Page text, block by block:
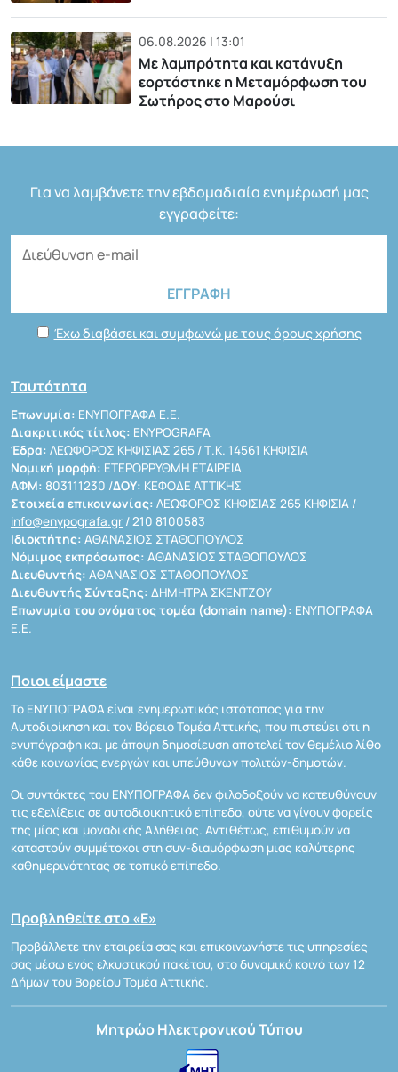
06.08.2026 | 13:01
Με λαμπρότητα και κατάνυξη
εορτάστηκε η Μεταμόρφωση του
Σωτήρος στο Μαρούσι
Για να λαμβάνετε την εβδομαδιαία ενημέρωσή μας
εγγραφείτε:
Έχω διαβάσει και συμφωνώ με τους όρους χρήσης
Ταυτότητα
Επωνυμία: ΕΝΥΠΟΓΡΑΦΑ Ε.Ε.
Διακριτικός τίτλος: ENYPOGRAFA
Έδρα: ΛΕΩΦΟΡΟΣ ΚΗΦΙΣΙΑΣ 265 / Τ.Κ. 14561 ΚΗΦΙΣΙΑ
Νομική μορφή: ΕΤΕΡΟΡΡΥΘΜΗ ΕΤΑΙΡΕΙΑ
ΑΦΜ: 803111230 /ΔΟΥ: ΚΕΦΟΔΕ ΑΤΤΙΚΗΣ
Στοιχεία επικοινωνίας: ΛΕΩΦΟΡΟΣ ΚΗΦΙΣΙΑΣ 265 ΚΗΦΙΣΙΑ /
info@enypografa.gr / 210 8100583
Ιδιοκτήτης: ΑΘΑΝΑΣΙΟΣ ΣΤΑΘΟΠΟΥΛΟΣ
Νόμιμος εκπρόσωπος: ΑΘΑΝΑΣΙΟΣ ΣΤΑΘΟΠΟΥΛΟΣ
Διευθυντής: ΑΘΑΝΑΣΙΟΣ ΣΤΑΘΟΠΟΥΛΟΣ
Διευθυντής Σύνταξης: ΔΗΜΗΤΡΑ ΣΚΕΝΤΖΟΥ
Επωνυμία του ονόματος τομέα (domain name): ΕΝΥΠΟΓΡΑΦΑ
Ε.Ε.
Ποιοι είμαστε
Το ΕΝΥΠΟΓΡΑΦΑ είναι ενημερωτικός ιστότοπος για την
Αυτοδιοίκηση και τον Βόρειο Τομέα Αττικής, που πιστεύει ότι η
ενυπόγραφη και με άποψη δημοσίευση αποτελεί τον θεμέλιο λίθο
κάθε κοινωνίας ενεργών και υπεύθυνων πολιτών-δημοτών.
Οι συντάκτες του ΕΝΥΠΟΓΡΑΦΑ δεν φιλοδοξούν να κατευθύνουν
τις εξελίξεις σε αυτοδιοικητικό επίπεδο, ούτε να γίνουν φορείς
της μίας και μοναδικής Αλήθειας. Αντιθέτως, επιθυμούν να
καταστούν συμμέτοχοι στη συν-διαμόρφωση μιας καλύτερης
καθημερινότητας σε τοπικό επίπεδο.
Προβληθείτε στο «Ε»
Προβάλλετε την εταιρεία σας και επικοινωνήστε τις υπηρεσίες
σας μέσω ενός ελκυστικού πακέτου, στο δυναμικό κοινό των 12
Δήμων του Βορείου Τομέα Αττικής.
Μητρώο Ηλεκτρονικού Τύπου